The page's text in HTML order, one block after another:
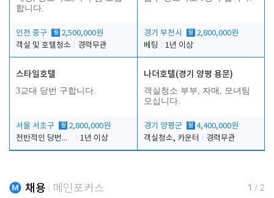
합니다.
인천 중구 월 2,500,000원
객실 및 호텔청소
경력무관
경기 부천시 월 2,800,000원
베팅
1년 이상
스타일호텔
3교대 당번 구합니다.
서울 서초구 월 2,800,000원
전반적인 당번업무
1년 이상
나더호텔(경기 양평 용문)
객실청소 부부, 자매, 모녀팀
모십니다.
경기 양평군 월 4,400,000원
객실청소, 카운터
경력무관
채용 메인포커스 1 / 2